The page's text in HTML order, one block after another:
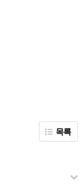
목록